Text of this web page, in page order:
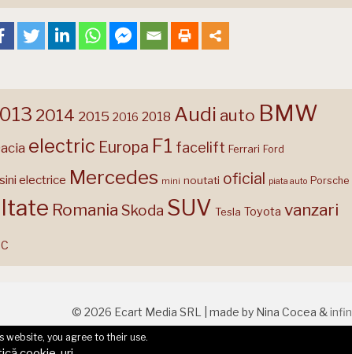
2014 2015 2016 2018 Audi auto BMW
electric Europa F1 facelift Ferrari Ford
electrice Mercedes mini noutati oficial piata auto Porsche
Romania Skoda SUV Tesla Toyota vanzari
© 2026 Ecart Media SRL | made by Nina Cocea &infin
website, you agree to their use.